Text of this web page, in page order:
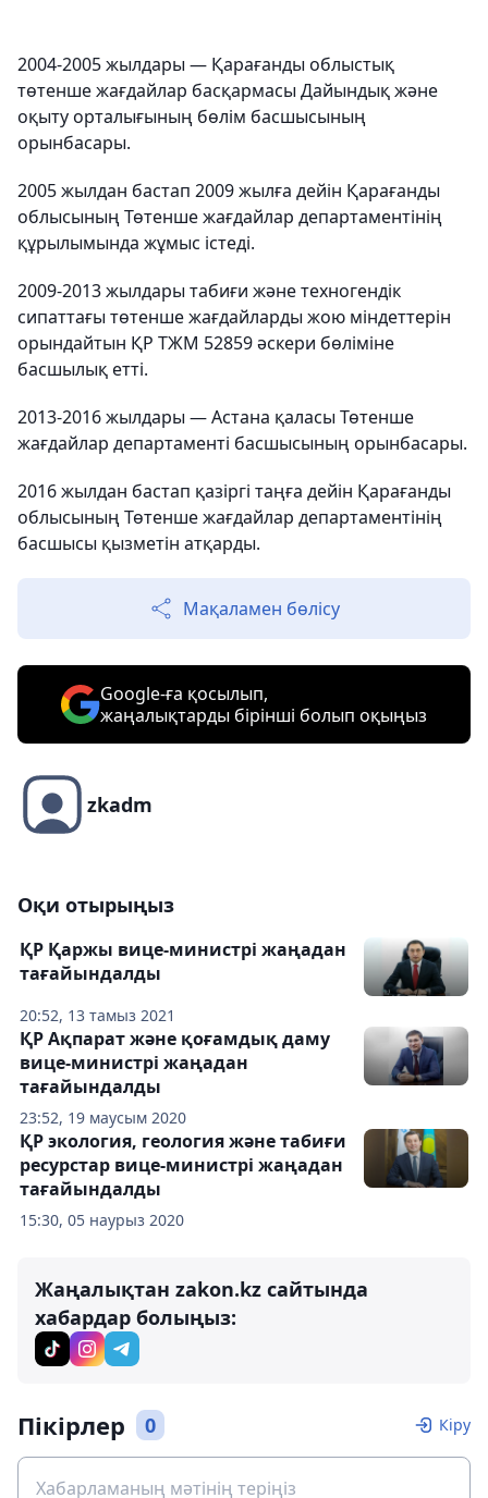
2004-2005 жылдары — Қарағанды облыстық
төтенше жағдайлар басқармасы Дайындық және
оқыту орталығының бөлім басшысының
орынбасары.
2005 жылдан бастап 2009 жылға дейін Қарағанды
облысының Төтенше жағдайлар департаментінің
құрылымында жұмыс істеді.
2009-2013 жылдары табиғи және техногендік
сипаттағы төтенше жағдайларды жою міндеттерін
орындайтын ҚР ТЖМ 52859 әскери бөліміне
басшылық етті.
2013-2016 жылдары — Астана қаласы Төтенше
жағдайлар департаменті басшысының орынбасары.
2016 жылдан бастап қазіргі таңға дейін Қарағанды
облысының Төтенше жағдайлар департаментінің
басшысы қызметін атқарды.
Мақаламен бөлісу
Google-ға қосылып,
жаңалықтарды бірінші болып оқыңыз
zkadm
Оқи отырыңыз
20:52, 13 тамыз 2021
ҚР Қаржы вице-министрі жаңадан
тағайындалды
23:52, 19 маусым 2020
ҚР Ақпарат және қоғамдық даму
вице-министрі жаңадан
тағайындалды
15:30, 05 наурыз 2020
ҚР экология, геология және табиғи
ресурстар вице-министрі жаңадан
тағайындалды
Жаңалықтан zakon.kz сайтында
хабардар болыңыз:
Пікірлер 0 Кіру